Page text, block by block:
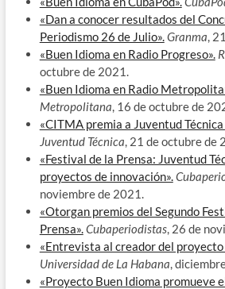
«Dan a conocer resultados del
Periodismo 26 de Julio».Granma,
«Buen Idioma en Radio Progreso».
octubre de 2021.
«Buen Idioma en Radio
Metropolitana, 16 de octubre de
«CITMA premia a Juventud
Juventud Técnica, 21 de octubre de
«Festival de la Prensa: Juventud
proyectos de innovación».
noviembre de 2021.
«Otorgan premios del Segundo
Prensa».Cubaperiodistas, 26 de
«Entrevista al creador del proyecto
Universidad de La Habana,
«Proyecto Buen Idioma promueve